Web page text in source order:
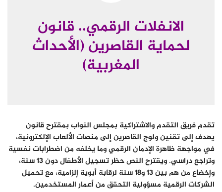
الانفلات الرقمي.. قانون
لحماية القاصرين (الأحداث
المغربية)
تقدم فريق التقدم والاشتراكية بمجلس النواب بمقترح قانون
يهدف إلى تقنين ولوج القاصرين إلى منصات الألعاب الإلكترونية،
في مواجهة ظاهرة الإدمان الرقمي وما يخلفه من اضطرابات نفسية
وتراجع دراسي. ويقترح النص حظر تسجيل الأطفال دون 13 سنة،
وإخضاع من هم بين 13 و18 سنة لرقابة أبوية إلزامية، مع تحميل
الشركات الرقمية مسؤولية التحقق من أعمار المستخدمين.